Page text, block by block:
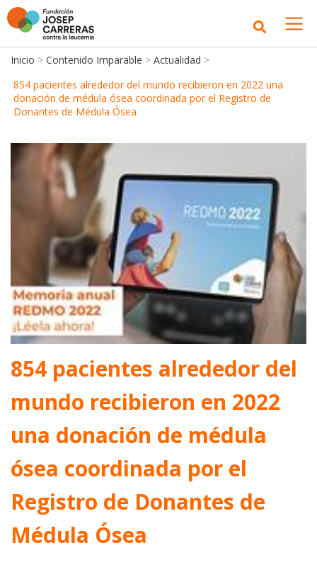
Inicio > Contenido Imparable > Actualidad >
854 pacientes alrededor del mundo recibieron en 2022 una
donación de médula ósea coordinada por el Registro de
Donantes de Médula Ósea
854 pacientes alrededor del
mundo recibieron en 2022
una donación de médula
ósea coordinada por el
Registro de Donantes de
Médula Ósea